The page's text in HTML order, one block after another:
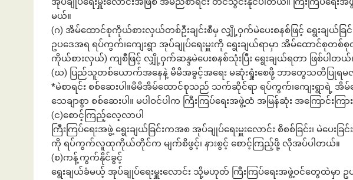
မယ်။
(ဂ) အိမ်ထောင်စုကိုယ်စားလှယ်တစ်ဦးချင်းစီမှ လျှို့ဝှက်မဲပေးစနစ်ဖြင့် ရွေးချယ်ခြင်
ဥပဒေအရ ရပ်ကွက်၊ကျေးရွာ အုပ်ချုပ်ရေးမှူးကို ရွေးချယ်ရာမှာ အိမ်ထောင်စုတစ်
ကိုယ်စားလှယ်) ကျစီဖြင့် လျှို့ဝှက်ဆန္ဒမဲပေးစနစ်သုံးပြီး ရွေးချယ်ရတာ ဖြစ်ပါတယ်
(ဃ) ပြည်သူတစ်ယောက်အနေနဲ့ မိမိအခွင့်အရေး မဆုံးရှုံးစေဖို့ ဘာတွေသတိပြုရမ
*မဲစာရင်း စစ်ဆေးပါ။မိမိအိမ်ထောင်စုသည် သက်ဆိုင်ရာ ရပ်ကွက်၊ကျေးရွာရဲ့ အိမ်
သေချာစွာ စစ်ဆေးပါ။ မပါဝင်ပါက ကြီးကြပ်ရေးအဖွဲ့ထံ အမြန်ဆုံး အကြောင်းကြ
(င)စောင့်ကြည့်လေ့လာပါ
ကြီးကြပ်ရေးအဖွဲ့ ရွေးချယ်ခြင်းကအစ အုပ်ချုပ်ရေးမှူးလောင်း စိစစ်ခြင်း၊ မဲပေး
ကို ရပ်ကွက်လူထုကိုယ်တိုင်က မျက်စိဖွင့်၊ နားစွင့် စောင့်ကြည့်ဖို့ လိုအပ်ပါတယ်။
(စ)ကန့်ကွက်နိုင်ခွင့်
ရွေးချယ်ခံမယ့် အုပ်ချုပ်ရေးမှူးလောင်း သို့မဟုတ် ကြီးကြပ်ရေးအဖွဲ့ဝင်တွေထဲမှ